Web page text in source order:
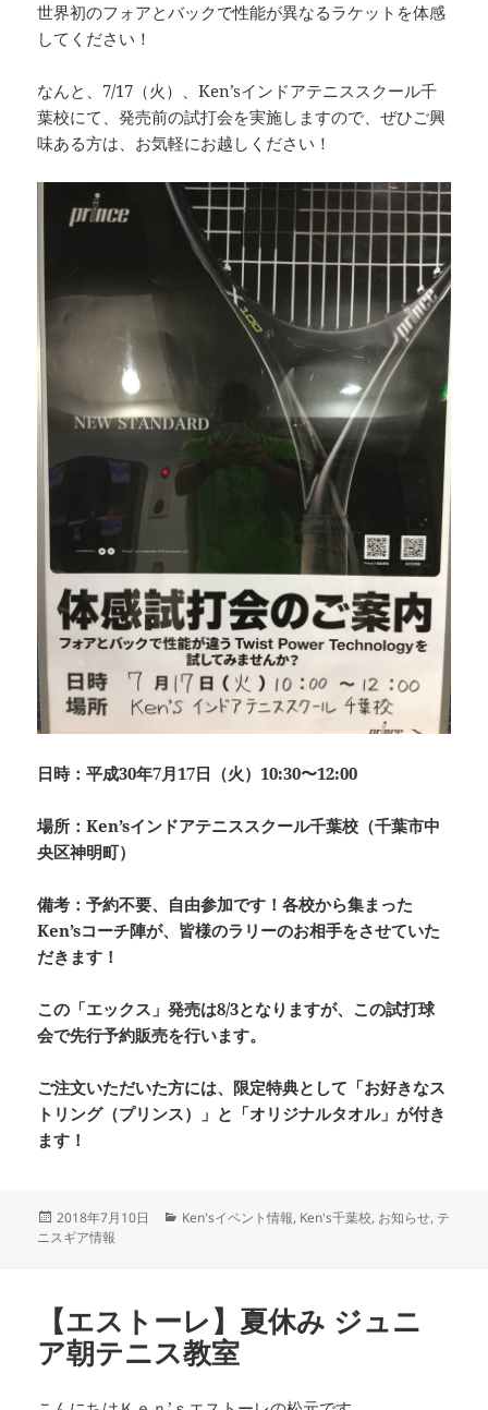
世界初のフォアとバックで性能が異なるラケットを体感
してください！
なんと、7/17（火）、Ken’sインドアテニススクール千
葉校にて、発売前の試打会を実施しますので、ぜひご興
味ある方は、お気軽にお越しください！
日時：平成30年7月17日（火）10:30〜12:00
場所：Ken’sインドアテニススクール千葉校（千葉市中
央区神明町）
備考：予約不要、自由参加です！各校から集まった
Ken’sコーチ陣が、皆様のラリーのお相手をさせていた
だきます！
この「エックス」発売は8/3となりますが、この試打球
会で先行予約販売を行います。
ご注文いただいた方には、限定特典として「お好きなス
トリング（プリンス）」と「オリジナルタオル」が付き
ます！
投
稿
2018年7月10日
カ
Ken'sイベント情報, Ken's千葉校, お知らせ, テ
ニスギア情報
【エストーレ】夏休み ジュニ
ア朝テニス教室